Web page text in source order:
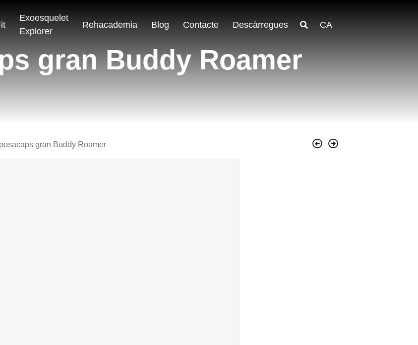
Exoesquelet
Explorer
Rehacademia Blog Contacte Descàrregues CA
gran Buddy Roamer
gran Buddy Roamer